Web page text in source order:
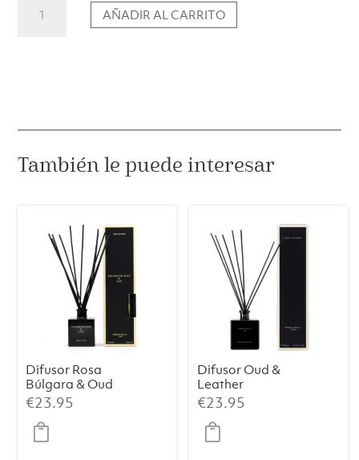
Santal
cantidad
AÑADIR AL CARRITO
También le puede interesar
Difusor Rosa
Búlgara & Oud
Premium 100 ml
€23.95
Difusor Oud &
Leather
Premium (100
ml)
€23.95